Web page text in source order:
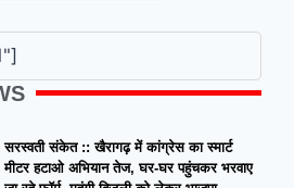
सरस्वती संकेत :: खैरागढ़ में कांग्रेस का स्मार्ट
मीटर हटाओ अभियान तेज, घर-घर पहुंचकर भरवाए